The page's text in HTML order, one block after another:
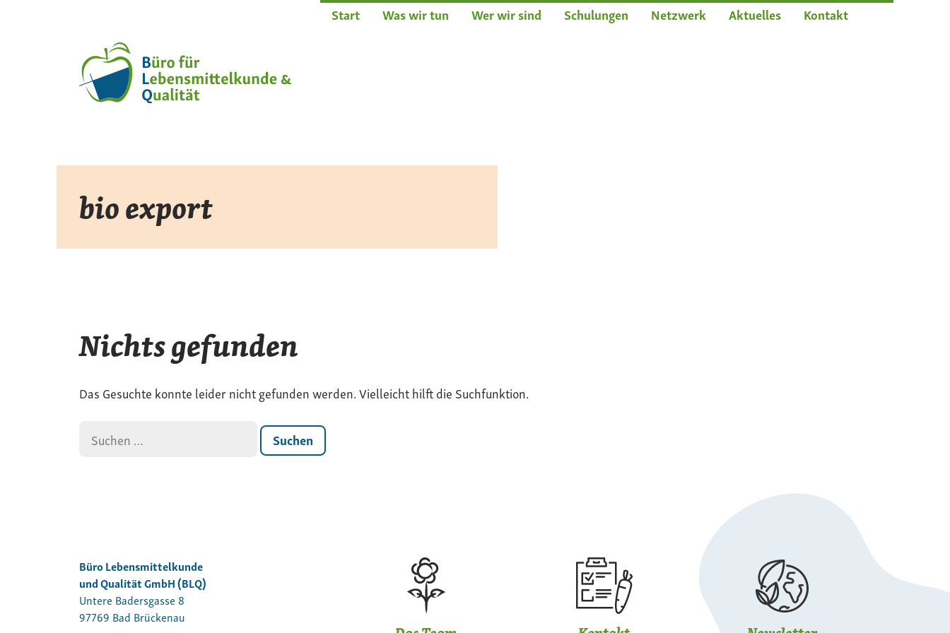
Start Was wir tun Wer wir sind Schulungen Netzwerk Aktuelles Kontakt
bio export
Nichts gefunden
Das Gesuchte konnte leider nicht gefunden werden. Vielleicht hilft die Suchfunktion.
Suchen
nach:
Büro Lebensmittelkunde
und Qualität GmbH (BLQ)
Untere Badersgasse 8
97769 Bad Brückenau